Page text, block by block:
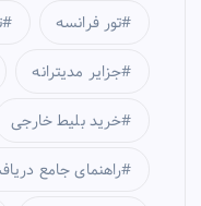
تور فرانسه
جزایر مدیترانه
خرید بلیط خارجی
راهنمای جامع